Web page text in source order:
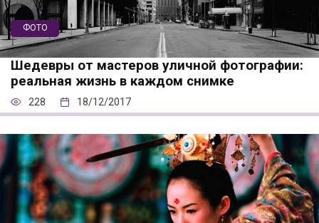
ФОТО
Шедевры от мастеров уличной фотографии:
реальная жизнь в каждом снимке
228 18/12/2017